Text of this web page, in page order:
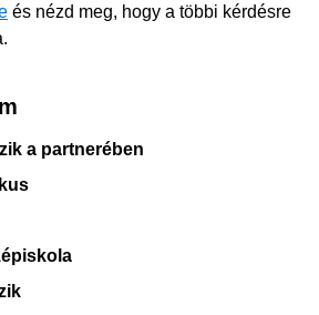
és nézd meg, hogy a többi kérdésre
a partnerében